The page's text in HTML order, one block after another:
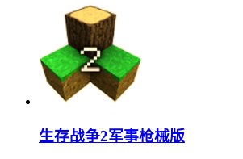
生存战争2军事枪械版